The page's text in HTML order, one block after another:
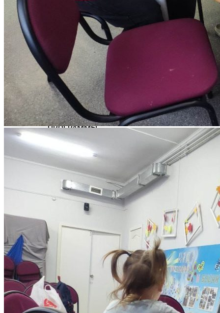
ПРОФЕССИОНАЛЬНОГО
ОБРАЗОВАНИЯ
Программы профессиональной
переподготовки
ОФИЦИАЛЬНЫЕ ДОКУМЕНТЫ
ВНИМАНИЕ! ОБЪЯВЛЕН ПРИЕМ
ДОПОЛНИТЕЛЬНЫЕ
ОБЩЕОБРАЗОВАТЕЛЬНЫЕ
ПРОГРАММЫ
Наука и Инновации
НАУЧНО-ИССЛЕДОВАТЕЛЬСКАЯ
ДЕЯТЕЛЬНОСТЬ
ПАТЕНТЫ
НАУКА И УНИВЕРСИТЕТЫ
Институт